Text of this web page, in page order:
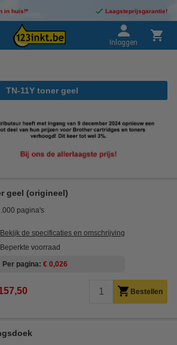
in huis!* Laagsteprijsgarantie!
Inloggen
TN-11Y toner geel
geel (origineel)
pagina's
Bekijk de specificaties en omschrijving
Beperkte voorraad
Per pagina € 0,026
Bestellen